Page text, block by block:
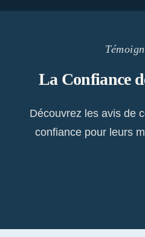
La Confiance
Découvrez les avis de
confiance pour leurs